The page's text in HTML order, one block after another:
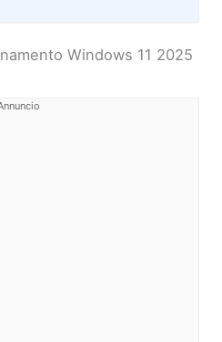
Windows 11 2025